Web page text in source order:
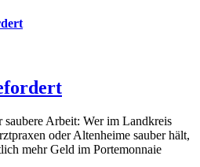
Arbeit: Wer im Landkreis
oder Altenheime sauber hält,
mehr Geld im Portemonnaie